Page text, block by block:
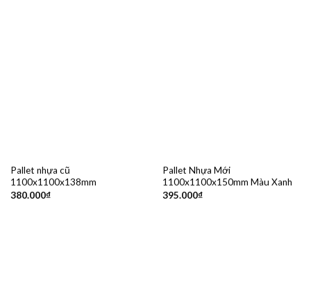
Pallet nhựa cũ
1100x1100x138mm
380.000₫
Pallet Nhựa Mới
1100x1100x150mm Màu Xanh
395.000₫